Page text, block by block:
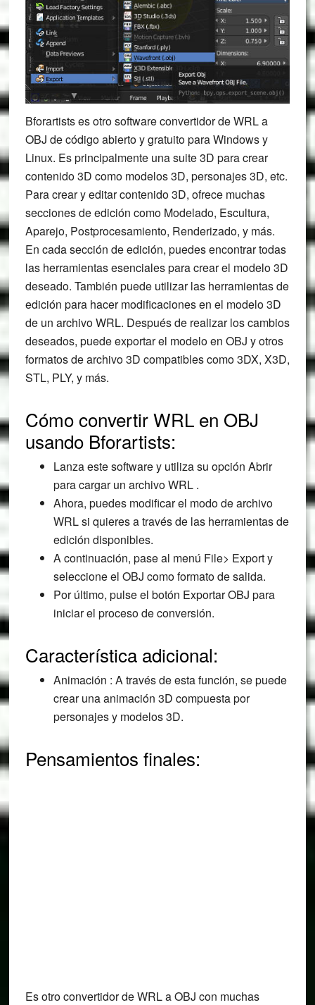
Bforartists es otro software convertidor de WRL a
OBJ de código abierto y gratuito para Windows y
Linux. Es principalmente una suite 3D para crear
contenido 3D como modelos 3D, personajes 3D, etc.
Para crear y editar contenido 3D, ofrece muchas
secciones de edición como Modelado, Escultura,
Aparejo, Postprocesamiento, Renderizado, y más.
En cada sección de edición, puedes encontrar todas
las herramientas esenciales para crear el modelo 3D
deseado. También puede utilizar las herramientas de
edición para hacer modificaciones en el modelo 3D
de un archivo WRL. Después de realizar los cambios
deseados, puede exportar el modelo en OBJ y otros
formatos de archivo 3D compatibles como 3DX, X3D,
STL, PLY, y más.
Cómo convertir WRL en OBJ
usando Bforartists:
Lanza este software y utiliza su opción Abrir
para cargar un archivo WRL .
Ahora, puedes modificar el modo de archivo
WRL si quieres a través de las herramientas de
edición disponibles.
A continuación, pase al menú File> Export y
seleccione el OBJ como formato de salida.
Por último, pulse el botón Exportar OBJ para
iniciar el proceso de conversión.
Característica adicional:
Animación : A través de esta función, se puede
crear una animación 3D compuesta por
personajes y modelos 3D.
Pensamientos finales:
Es otro convertidor de WRL a OBJ con muchas